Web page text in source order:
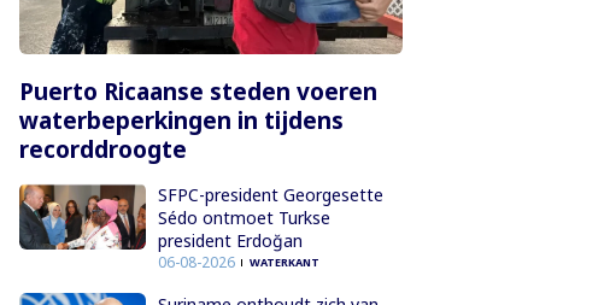
Puerto Ricaanse steden voeren
waterbeperkingen in tijdens
recorddroogte
SFPC-president Georgesette
Sédo ontmoet Turkse
president Erdoğan
06-08-2026 WATERKANT